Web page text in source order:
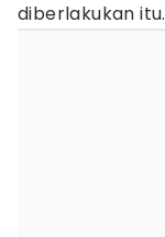
diberlakukan itu.